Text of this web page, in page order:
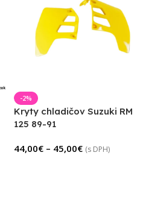
-2%
Kryty chladičov Suzuki RM
125 89-91
44,00€ – 45,00€ (s DPH)